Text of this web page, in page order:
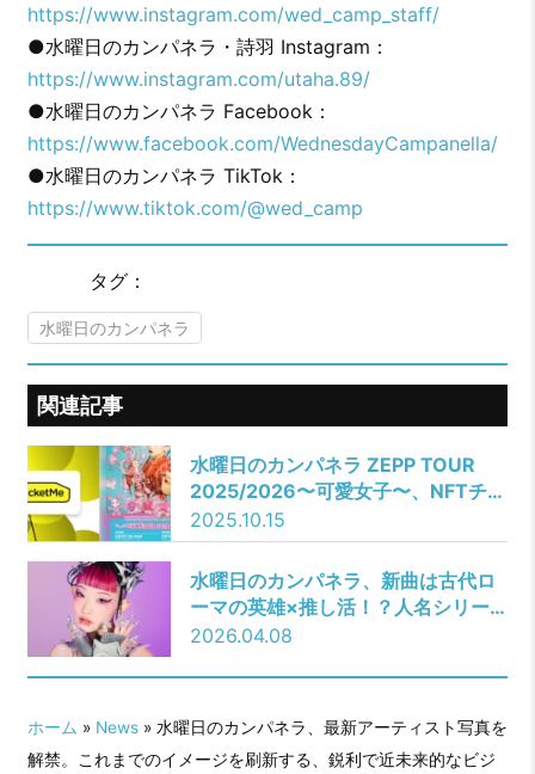
https://www.instagram.com/wed_camp_staff/
●水曜日のカンパネラ・詩羽 Instagram：
https://www.instagram.com/utaha.89/
●水曜日のカンパネラ Facebook：
https://www.facebook.com/WednesdayCampanella/
●水曜日のカンパネラ TikTok：
https://www.tiktok.com/@wed_camp
タグ：
水曜日のカンパネラ
関連記事
水曜日のカンパネラ ZEPP TOUR
2025/2026〜可愛女子〜、NFTチケ
ット「TicketMe」にて販売開始
2025.10.15
水曜日のカンパネラ、新曲は古代ロ
ーマの英雄×推し活！？人名シリー
ズ最新作「スキピオ」を4月22日
2026.04.08
ホーム » News» 水曜日のカンパネラ、最新アーティスト写真を
解禁。これまでのイメージを刷新する、鋭利で近未来的なビジ